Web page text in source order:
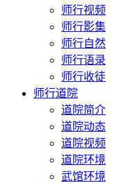
师行视频
师行影集
师行自然
师行语录
师行收徒
师行道院
道院简介
道院动态
道院视频
道院环境
武馆环境